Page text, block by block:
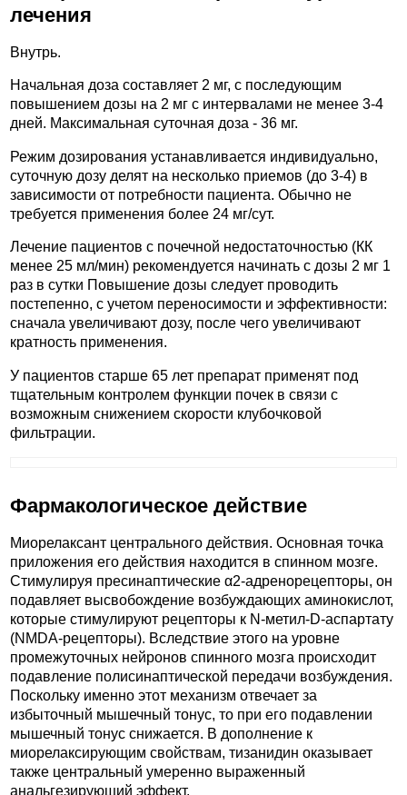
лечения
Внутрь.
Начальная доза составляет 2 мг, с последующим
повышением дозы на 2 мг с интервалами не менее 3-4
дней. Максимальная суточная доза - 36 мг.
Режим дозирования устанавливается индивидуально,
суточную дозу делят на несколько приемов (до 3-4) в
зависимости от потребности пациента. Обычно не
требуется применения более 24 мг/сут.
Лечение пациентов с почечной недостаточностью (КК
менее 25 мл/мин) рекомендуется начинать с дозы 2 мг 1
раз в сутки Повышение дозы следует проводить
постепенно, с учетом переносимости и эффективности:
сначала увеличивают дозу, после чего увеличивают
кратность применения.
У пациентов старше 65 лет препарат применят под
тщательным контролем функции почек в связи с
возможным снижением скорости клубочковой
фильтрации.
Фармакологическое действие
Миорелаксант центрального действия. Основная точка
приложения его действия находится в спинном мозге.
Стимулируя пресинаптические α2-адренорецепторы, он
подавляет высвобождение возбуждающих аминокислот,
которые стимулируют рецепторы к N-метил-D-аспартату
(NMDA-рецепторы). Вследствие этого на уровне
промежуточных нейронов спинного мозга происходит
подавление полисинаптической передачи возбуждения.
Поскольку именно этот механизм отвечает за
избыточный мышечный тонус, то при его подавлении
мышечный тонус снижается. В дополнение к
миорелаксирующим свойствам, тизанидин оказывает
также центральный умеренно выраженный
анальгезирующий эффект.